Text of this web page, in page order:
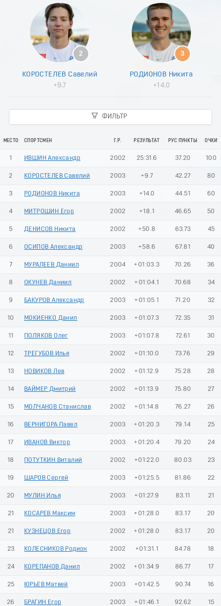
5
2
КОРОСТЕЛЕВ Савелий
+9.7
3
РОДИОНОВ Никита
+14.0
ФИЛЬТР
МЕСТО СПОРТСМЕН Г.Р. РЕЗУЛЬТАТ РУС ПУНКТЫ ОЧКИ
1 ИВШИН Александр 2002 25:31.6 37.20 100
2 КОРОСТЕЛЕВ Савелий 2003 +9.7 42.27 80
3 РОДИОНОВ Никита 2003 +14.0 44.51 60
4 МИТРОШИН Егор 2002 +18.1 46.65 50
5 ДЕНИСОВ Никита 2002 +50.8 63.73 45
6 ОСИПОВ Александр 2003 +58.6 67.81 40
7 МУРАЛЕЕВ Даниил 2004 +01:03.3 70.26 36
8 ОКУНЕВ Даниил 2002 +01:04.1 70.68 34
9 БАКУРОВ Александр 2003 +01:05.1 71.20 32
10 МОКИЕНКО Данил 2003 +01:07.3 72.35 31
11 ПОЛЯКОВ Олег 2003 +01:07.8 72.61 30
12 ТРЕГУБОВ Илья 2002 +01:10.0 73.76 29
13 НОВИКОВ Лев 2002 +01:12.9 75.28 28
14 ВАЙМЕР Дмитрий 2002 +01:13.9 75.80 27
15 МОЛЧАНОВ Станислав 2002 +01:14.8 76.27 26
16 ВЕРНИГОРА Павел 2003 +01:20.3 79.14 25
17 ИВАНОВ Виктор 2003 +01:20.4 79.20 24
18 ПОТУТКИН Виталий 2002 +01:22.0 80.03 23
19 ШАРОВ Сергей 2003 +01:25.5 81.86 22
20 МУЛИН Илья 2003 +01:27.9 83.11 21
21 КОСАРЕВ Максим 2003 +01:28.0 83.17 20
21 КУЗНЕЦОВ Егор 2002 +01:28.0 83.17 20
23 КОЛЕСНИКОВ Родион 2002 +01:31.1 84.78 18
24 КОРЕПАНОВ Данил 2002 +01:34.9 86.77 17
25 ЮРЬЕВ Матвей 2003 +01:42.5 90.74 16
26 БРАГИН Егор 2003 +01:46.1 92.62 15